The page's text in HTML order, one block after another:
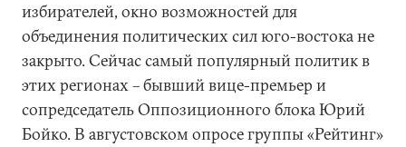
избирателей, окно возможностей для
объединения политических сил юго-востока не
закрыто. Сейчас самый популярный политик в
этих регионах – бывший вице-премьер и
сопредседатель Оппозиционного блока Юрий
Бойко. В августовском опросе группы «Рейтинг»